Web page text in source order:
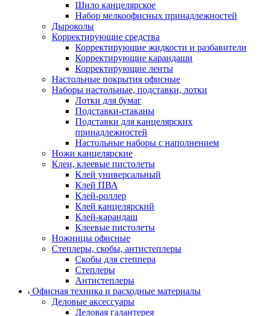
Шило канцелярское
Набор мелкоофисных принадлежностей
Дыроколы
Корректирующие средства
Корректирующие жидкости и разбавители
Корректирующие карандаши
Корректирующие ленты
Настольные покрытия офисные
Наборы настольные, подставки, лотки
Лотки для бумаг
Подставки-стаканы
Подставки для канцелярских
принадлежностей
Настольные наборы с наполнением
Ножи канцелярские
Клеи, клеевые пистолеты
Клей универсальный
Клей ПВА
Клей-роллер
Клей канцелярский
Клей-карандаш
Клеевые пистолеты
Ножницы офисные
Степлеры, скобы, антистеплеры
Скобы для степпера
Степлеры
Антистеплеры
Офисная техника и расходные материалы
Деловые аксессуары
Деловая галантерея